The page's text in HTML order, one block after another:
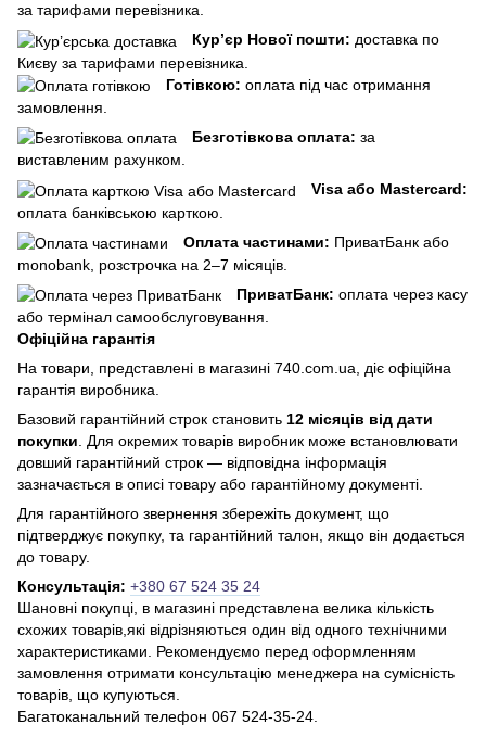
за тарифами перевізника.
Кур’єр Нової пошти: доставка по
Києву за тарифами перевізника.
Готівкою: оплата під час отримання
замовлення.
Безготівкова оплата: за
виставленим рахунком.
Visa або Mastercard:
оплата банківською карткою.
Оплата частинами: ПриватБанк або
monobank, розстрочка на 2–7 місяців.
ПриватБанк: оплата через касу
або термінал самообслуговування.
Офіційна гарантія
На товари, представлені в магазині 740.com.ua, діє офіційна
гарантія виробника.
Базовий гарантійний строк становить 12 місяців від дати
покупки. Для окремих товарів виробник може встановлювати
довший гарантійний строк — відповідна інформація
зазначається в описі товару або гарантійному документі.
Для гарантійного звернення збережіть документ, що
підтверджує покупку, та гарантійний талон, якщо він додається
до товару.
Консультація: +380 67 524 35 24
Шановні покупці, в магазині представлена ​​велика кількість
схожих товарів,які відрізняються один від одного технічними
характеристиками. Рекомендуємо перед оформленням
замовлення отримати консультацію менеджера на сумісність
товарів, що купуються.
Багатоканальний телефон 067 524-35-24.